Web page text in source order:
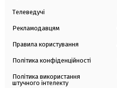
Телеведучі
Рекламодавцям
Правила користування
Політика конфіденційності
Політика використання
штучного інтелекту